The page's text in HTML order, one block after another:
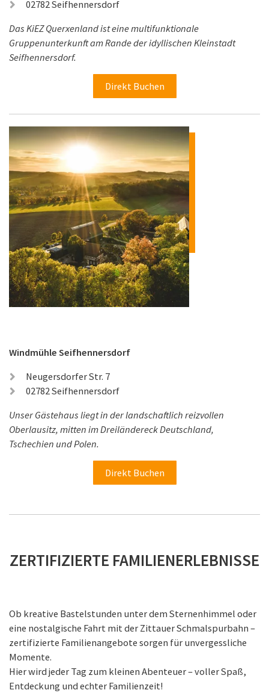
02782 Seifhennersdorf
Das KiEZ Querxenland ist eine multifunktionale
Gruppenunterkunft am Rande der idyllischen Kleinstadt
Seifhennersdorf.
Direkt Buchen
Windmühle Seifhennersdorf
Neugersdorfer Str. 7
02782 Seifhennersdorf
Unser Gästehaus liegt in der landschaftlich reizvollen
Oberlausitz, mitten im Dreiländereck Deutschland,
Tschechien und Polen.
Direkt Buchen
ZERTIFIZIERTE FAMILIENERLEBNISSE
Ob kreative Bastelstunden unter dem Sternenhimmel oder
eine nostalgische Fahrt mit der Zittauer Schmalspurbahn –
zertifizierte Familienangebote sorgen für unvergessliche
Momente.
Hier wird jeder Tag zum kleinen Abenteuer – voller Spaß,
Entdeckung und echter Familienzeit!